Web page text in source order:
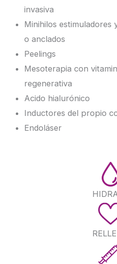
invasiva
Minihilos estimuladores
o anclados
Peelings
Mesoterapia con
regenerativa
Acido hialurónico
Inductores del propio
Endoláser